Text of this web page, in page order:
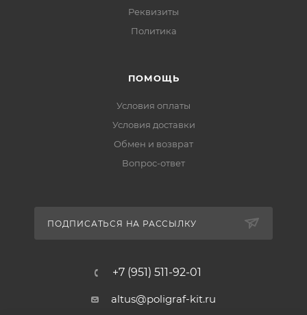
Реквизиты
Политика
ПОМОЩЬ
Условия оплаты
Условия доставки
Обмен и возврат
Вопрос-ответ
ПОДПИСАТЬСЯ НА РАССЫЛКУ
+7 (951) 511-92-01
altus@poligraf-kit.ru